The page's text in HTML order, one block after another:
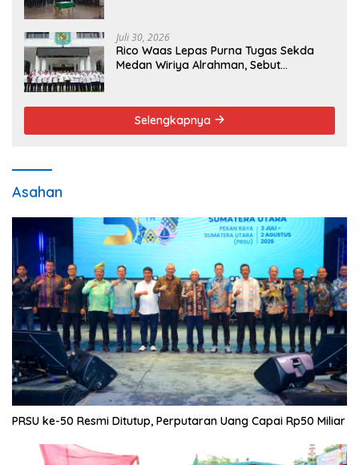
Juli 30, 2026
Rico Waas Lepas Purna Tugas Sekda
Medan Wiriya Alrahman, Sebut
Selengkapnya
Asahan
PRSU ke-50 Resmi Ditutup, Perputaran Uang Capai Rp50 Miliar